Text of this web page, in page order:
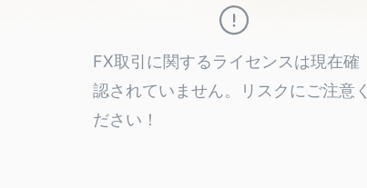
6
7
4
5
6
7
8
FX取引に関するライセンスは現在確
認されていません。リスクにご注意く
ださい！